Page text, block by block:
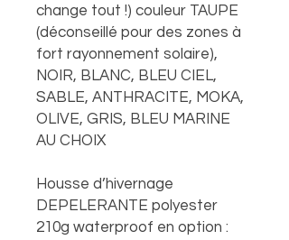
change tout !) couleur TAUPE
(déconseillé pour des zones à
fort rayonnement solaire),
NOIR, BLANC, BLEU CIEL,
SABLE, ANTHRACITE, MOKA,
OLIVE, GRIS, BLEU MARINE
AU CHOIX
Housse d’hivernage
DEPELERANTE polyester
210g waterproof en option :